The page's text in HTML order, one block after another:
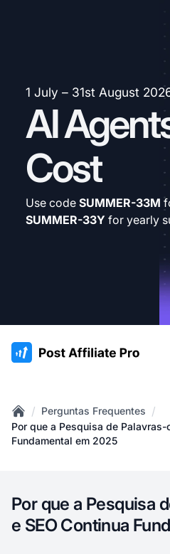
1 July – 31st August
AI
Cost
Use code SUMMER-33M
SUMMER-33Y for yearly
:site.title
Home
/ Perguntas Frequentes /
Por que a Pesquisa de Palavras-
Fundamental em 2025
Por que a Pesquisa
e SEO Continua